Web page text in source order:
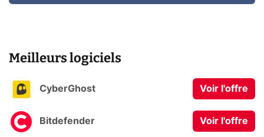
Meilleurs logiciels
CyberGhost Voir l'offre
Bitdefender Voir l'offre